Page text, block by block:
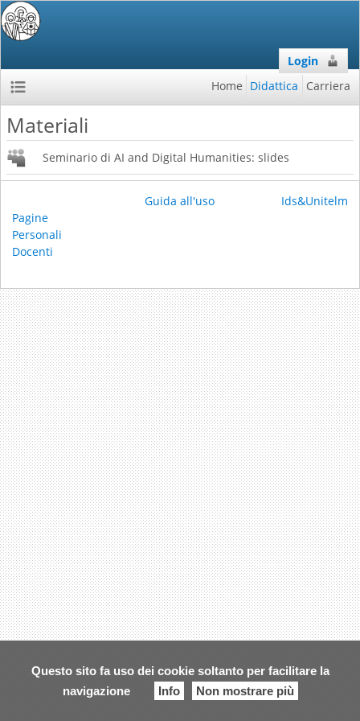
Questo sito fa uso dei cookie soltanto per facilitare la
navigazione
Info Non mostrare più
Login
Home Didattica Carriera
Materiali
Seminario di AI and Digital Humanities: slides
Pagine
Personali
Docenti
Guida all'uso Ids&Unitelm